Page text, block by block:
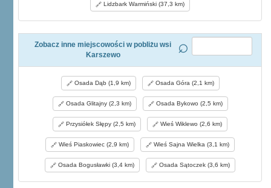
Lidzbark Warmiński (37,3 km)
Zobacz inne miejscowości w pobliżu wsi
Karszewo
Osada Dąb (1,9 km) Osada Góra (2,1 km)
Osada Glitajny (2,3 km) Osada Bykowo (2,5 km)
Przysiółek Słępy (2,5 km) Wieś Wiklewo (2,6 km)
Wieś Piaskowiec (2,9 km) Wieś Sajna Wielka (3,1 km)
Osada Bogusławki (3,4 km) Osada Sątoczek (3,6 km)